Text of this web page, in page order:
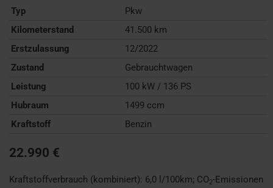
Typ
Pkw
Kilometerstand
41.500 km
Erstzulassung
12/2022
Zustand
Gebrauchtwagen
Leistung
100 kW / 136 PS
Hubraum
1499 ccm
Kraftstoff
Benzin
22.990 €
Kraftstoffverbrauch (kombiniert): 6,0 l/100km; CO2-Emissionen